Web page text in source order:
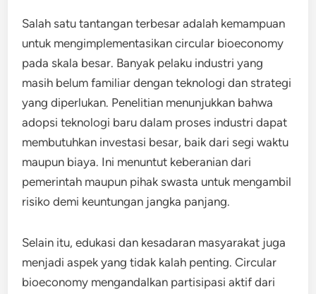
Salah satu tantangan terbesar adalah kemampuan
untuk mengimplementasikan circular bioeconomy
pada skala besar. Banyak pelaku industri yang
masih belum familiar dengan teknologi dan strategi
yang diperlukan. Penelitian menunjukkan bahwa
adopsi teknologi baru dalam proses industri dapat
membutuhkan investasi besar, baik dari segi waktu
maupun biaya. Ini menuntut keberanian dari
pemerintah maupun pihak swasta untuk mengambil
risiko demi keuntungan jangka panjang.
Selain itu, edukasi dan kesadaran masyarakat juga
menjadi aspek yang tidak kalah penting. Circular
bioeconomy mengandalkan partisipasi aktif dari